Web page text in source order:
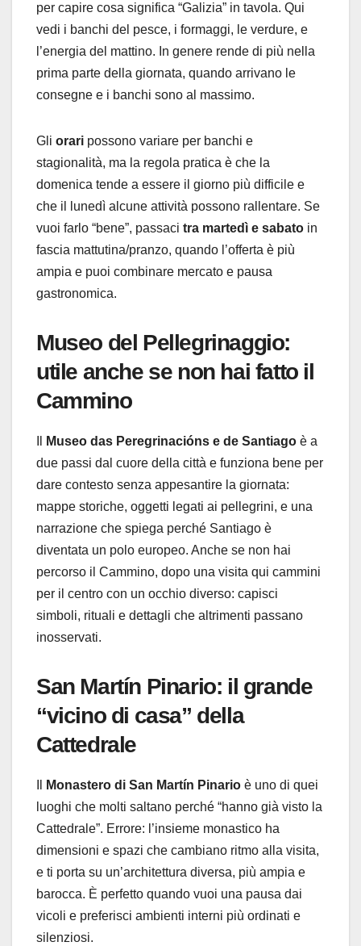
per capire cosa significa “Galizia” in tavola. Qui
vedi i banchi del pesce, i formaggi, le verdure, e
l’energia del mattino. In genere rende di più nella
prima parte della giornata, quando arrivano le
consegne e i banchi sono al massimo.
Gli orari possono variare per banchi e
stagionalità, ma la regola pratica è che la
domenica tende a essere il giorno più difficile e
che il lunedì alcune attività possono rallentare. Se
vuoi farlo “bene”, passaci tra martedì e sabato in
fascia mattutina/pranzo, quando l’offerta è più
ampia e puoi combinare mercato e pausa
gastronomica.
Museo del Pellegrinaggio:
utile anche se non hai fatto il
Cammino
Museo das Peregrinacións e de Santiago è a
due passi dal cuore della città e funziona bene per
dare contesto senza appesantire la giornata:
mappe storiche, oggetti legati ai pellegrini, e una
narrazione che spiega perché Santiago è
diventata un polo europeo. Anche se non hai
percorso il Cammino, dopo una visita qui cammini
per il centro con un occhio diverso: capisci
simboli, rituali e dettagli che altrimenti passano
inosservati.
San Martín Pinario: il grande
“vicino di casa” della
Cattedrale
Monastero di San Martín Pinario è uno di quei
luoghi che molti saltano perché “hanno già visto la
Cattedrale”. Errore: l’insieme monastico ha
dimensioni e spazi che cambiano ritmo alla visita,
e ti porta su un’architettura diversa, più ampia e
barocca. È perfetto quando vuoi una pausa dai
vicoli e preferisci ambienti interni più ordinati e
silenziosi.